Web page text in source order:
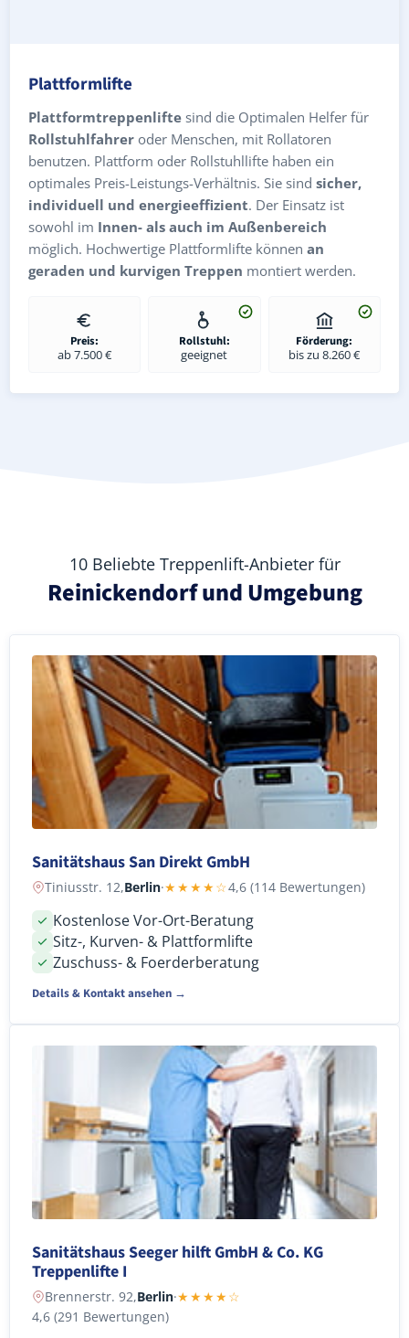
Plattformlifte
Plattformtreppenlifte sind die Optimalen Helfer für
Rollstuhlfahrer oder Menschen, mit Rollatoren
benutzen. Plattform oder Rollstuhllifte haben ein
optimales Preis-Leistungs-Verhältnis. Sie sind sicher,
individuell und energieeffizient. Der Einsatz ist
sowohl im Innen- als auch im Außenbereich
möglich. Hochwertige Plattformlifte können an
geraden und kurvigen Treppen montiert werden.
Preis:
ab 7.500 €
Rollstuhl:
geeignet
Förderung:
bis zu 8.260 €
10 Beliebte Treppenlift-Anbieter für
Reinickendorf und Umgebung
Sanitätshaus San Direkt GmbH
Tiniusstr. 12,Berlin·★★★★☆4,6 (114 Bewertungen)
Kostenlose Vor-Ort-Beratung
Sitz-, Kurven- & Plattformlifte
Zuschuss- & Foerderberatung
Details & Kontakt ansehen →
Sanitätshaus Seeger hilft GmbH & Co. KG
Treppenlifte I
Brennerstr. 92,Berlin·★★★★☆
4,6 (291 Bewertungen)